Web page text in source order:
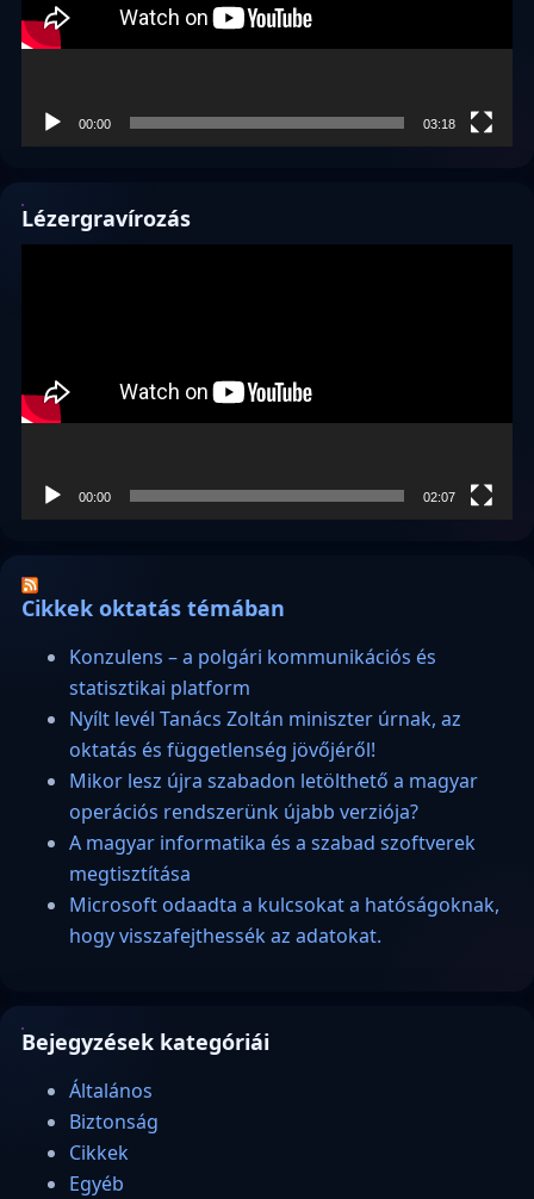
00:00 03:18
Lézergravírozás
00:00 02:07
Cikkek oktatás témában
Konzulens – a polgári kommunikációs és
statisztikai platform
Nyílt levél Tanács Zoltán miniszter úrnak, az
oktatás és függetlenség jövőjéről!
Mikor lesz újra szabadon letölthető a magyar
operációs rendszerünk újabb verziója?
A magyar informatika és a szabad szoftverek
megtisztítása
Microsoft odaadta a kulcsokat a hatóságoknak,
hogy visszafejthessék az adatokat.
Bejegyzések kategóriái
Általános
Biztonság
Cikkek
Egyéb